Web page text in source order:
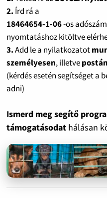
2. Írd rá a
18464654-1-06-os
nyomtatáshoz kitöltve
3.Add le a nyilatkozatot
személyesen, illetvepostán
(kérdés esetén segítséget a
adni)
Ismerd meg segítő
támogatásodat hálásan